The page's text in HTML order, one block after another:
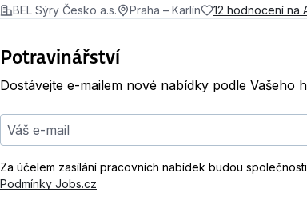
BEL Sýry Česko a.s. Praha – Karlín 12 hodnocení na
Potravinářství
Dostávejte e-mailem nové nabídky podle Vašeho
Váš e-mail
Za účelem zasílání pracovních nabídek budou
Podmínky Jobs.cz